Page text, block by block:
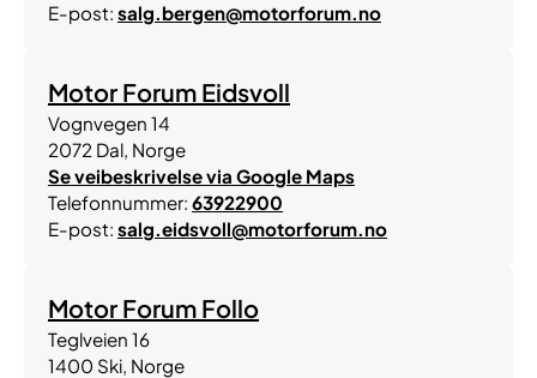
E-post: salg.bergen@motorforum.no
Motor Forum Eidsvoll
Vognvegen 14
2072 Dal, Norge
Se veibeskrivelse via Google Maps
Telefonnummer: 63922900
E-post: salg.eidsvoll@motorforum.no
Motor Forum Follo
Teglveien 16
1400 Ski, Norge